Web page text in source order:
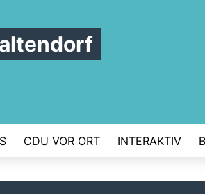
CDU VOR ORT INTERAKTIV